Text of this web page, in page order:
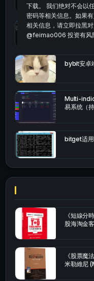
okx的短
bybit安卓
Multi-
易系统（
bitget适用
《短線分
股海淘金客
《股票魔
米勒維尼
下载。 我们绝对不会以
密码等相关信息。如果
相关信息，请立即拉黑
@feimao006 投资有风